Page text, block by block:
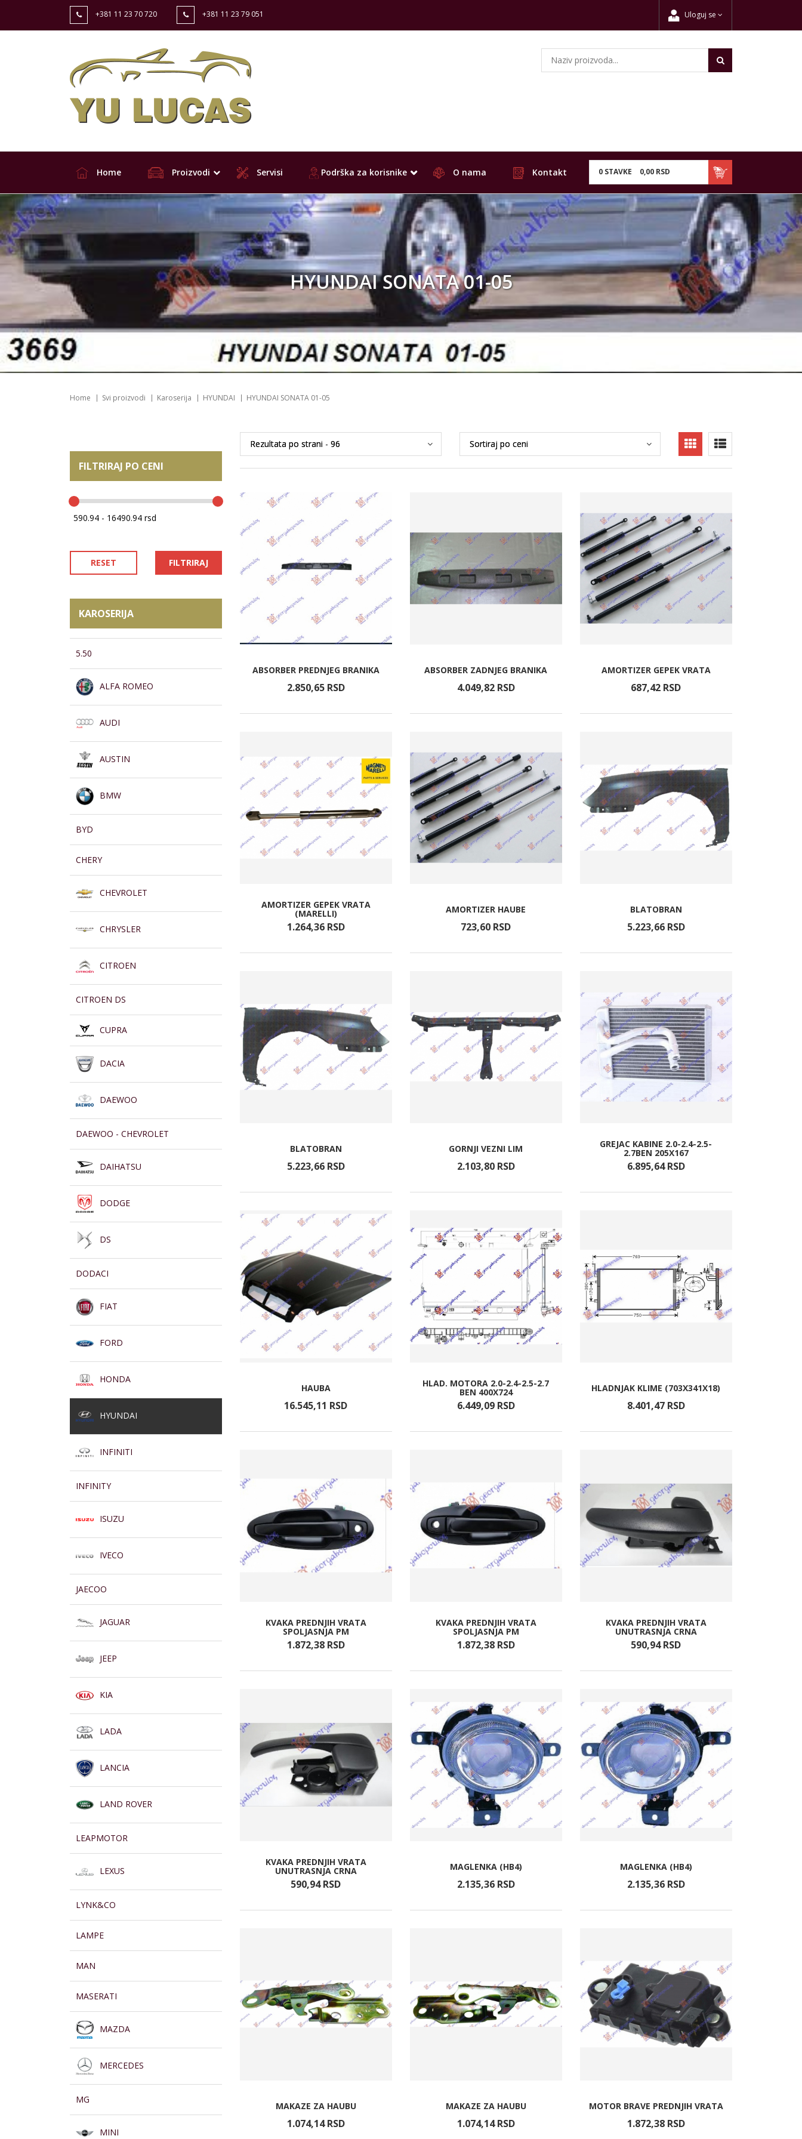
+381 11 23 70 720 +381 11 23 79 051 Uloguj se
0 STAVKE 0,00 RSD
Home Proizvodi Servisi Podrška za korisnike O nama Kontakt
HYUNDAI SONATA 01-05
Home Svi proizvodi Karoserija HYUNDAI HYUNDAI SONATA 01-05
FILTRIRAJ PO CENI
RESET FILTRIRAJ
KAROSERIJA
5.50
ALFA ROMEO
AUDI
AUSTIN
BMW
BYD
CHERY
CHEVROLET
CHRYSLER
CITROEN
CITROEN DS
CUPRA
DACIA
DAEWOO
DAEWOO - CHEVROLET
DAIHATSU
DODGE
DS
DODACI
FIAT
FORD
HONDA
HYUNDAI
INFINITI
INFINITY
ISUZU
IVECO
JAECOO
JAGUAR
JEEP
KIA
LADA
LANCIA
LAND ROVER
LEAPMOTOR
LEXUS
LYNK&CO
LAMPE
MAN
MASERATI
MAZDA
MERCEDES
MG
MINI
ABSORBER PREDNJEG BRANIKA
2.850,65 RSD
ABSORBER ZADNJEG BRANIKA
4.049,82 RSD
AMORTIZER GEPEK VRATA
687,42 RSD
AMORTIZER GEPEK VRATA
(MARELLI)
1.264,36 RSD
AMORTIZER HAUBE
723,60 RSD
BLATOBRAN
5.223,66 RSD
BLATOBRAN
5.223,66 RSD
GORNJI VEZNI LIM
2.103,80 RSD
GREJAC KABINE 2.0-2.4-2.5-
2.7BEN 205X167
6.895,64 RSD
HAUBA
16.545,11 RSD
HLAD. MOTORA 2.0-2.4-2.5-2.7
BEN 400X724
6.449,09 RSD
HLADNJAK KLIME (703X341X18)
8.401,47 RSD
KVAKA PREDNJIH VRATA
SPOLJASNJA PM
1.872,38 RSD
KVAKA PREDNJIH VRATA
SPOLJASNJA PM
1.872,38 RSD
KVAKA PREDNJIH VRATA
UNUTRASNJA CRNA
590,94 RSD
KVAKA PREDNJIH VRATA
UNUTRASNJA CRNA
590,94 RSD
MAGLENKA (HB4)
2.135,36 RSD
MAGLENKA (HB4)
2.135,36 RSD
MAKAZE ZA HAUBU
1.074,14 RSD
MAKAZE ZA HAUBU
1.074,14 RSD
MOTOR BRAVE PREDNJIH VRATA
1.872,38 RSD